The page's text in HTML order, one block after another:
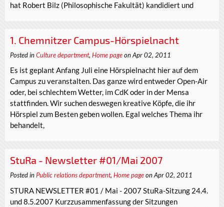
hat Robert Bilz (Philosophische Fakultät) kandidiert und
1. Chemnitzer Campus-Hörspielnacht
Posted inCulture department, Home pageon Apr 02, 2011
Es ist geplant Anfang Juli eine Hörspielnacht hier auf dem
Campus zu veranstalten. Das ganze wird entweder Open-Air
oder, bei schlechtem Wetter, im CdK oder in der Mensa
stattfinden. Wir suchen deswegen kreative Köpfe, die ihr
Hörspiel zum Besten geben wollen. Egal welches Thema ihr
behandelt,
StuRa - Newsletter #01/Mai 2007
Posted in Public relations department, Home pageon Apr 02, 2011
STURA NEWSLETTER #01 / Mai - 2007 StuRa-Sitzung 24.4.
und 8.5.2007 Kurzzusammenfassung der Sitzungen